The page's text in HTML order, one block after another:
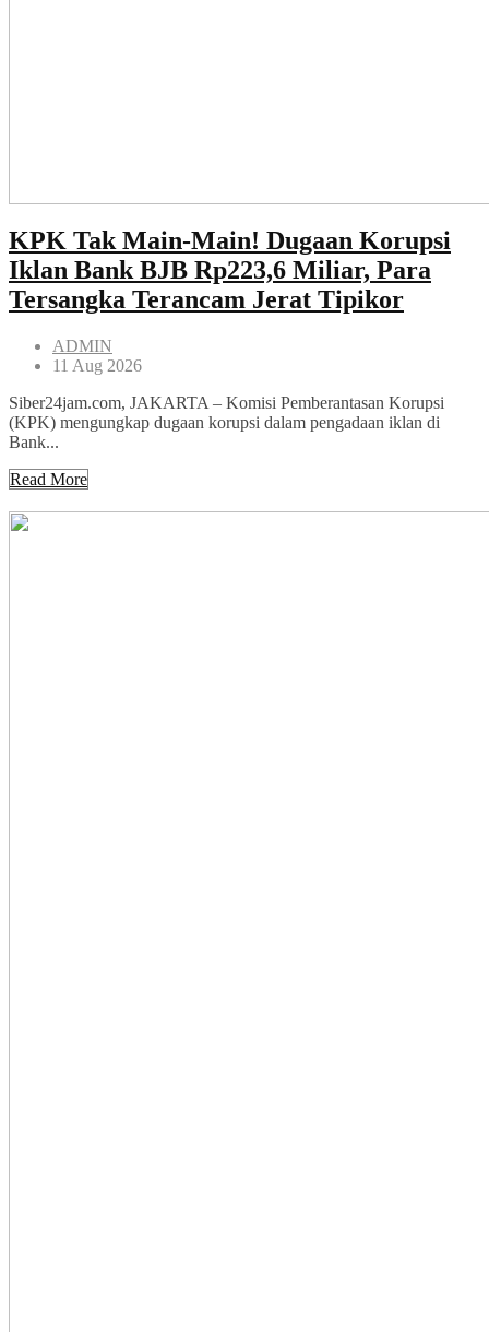
KPK Tak Main-Main! Dugaan Korupsi
Iklan Bank BJB Rp223,6 Miliar, Para
Tersangka Terancam Jerat Tipikor
ADMIN
11 Aug 2026
Siber24jam.com, JAKARTA – Komisi Pemberantasan Korupsi
(KPK) mengungkap dugaan korupsi dalam pengadaan iklan di
Bank...
Read More